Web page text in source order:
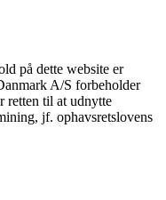
på dette website er
A/S forbeholder
retten til at udnytte
jf. ophavsretslovens